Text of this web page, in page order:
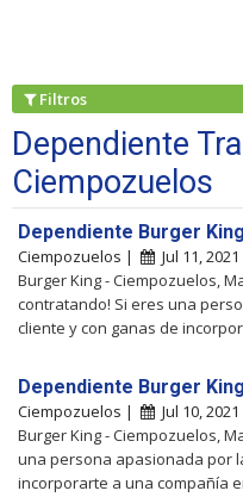
Filtros
Dependiente
Ciempozuelos
Dependiente Burger
Ciempozuelos | Jul 11, 2021
Burger King - Ciempozuelos,
contratando! Si eres una
cliente y con ganas de
Dependiente Burger
Ciempozuelos | Jul 10, 2021
Burger King - Ciempozuelos,
una persona apasionada por
incorporarte a una compañía